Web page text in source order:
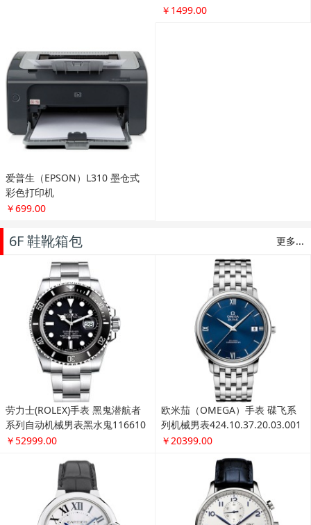
爱普生（EPSON）L455 墨仓式
智能无线打印机一体机(打印 复印
扫描 云打印 无线直连）
￥1499.00
6F 鞋靴箱包
劳力士(ROLEX)手表 黑鬼潜航者
系列自动机械男表黑水鬼116610
LN-97200黑盘
￥52999.00
欧米茄（OMEGA）手表 碟飞系
列机械男表424.10.37.20.03.001